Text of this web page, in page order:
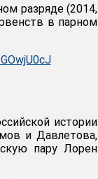
разряде (2014,
в парном
истории
и Давлетова,
пару Лорен